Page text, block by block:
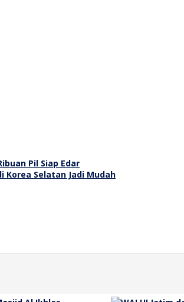
Pil Siap Edar
Korea Selatan Jadi Mudah